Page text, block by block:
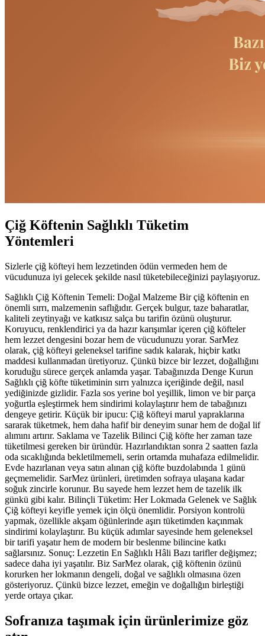
Çiğ Köftenin Sağlıklı Tüketim
Yöntemleri
Sizlerle çiğ köfteyi hem lezzetinden ödün vermeden hem de
vücudunuza iyi gelecek şekilde nasıl tüketebileceğinizi paylaşıyoruz.
Sağlıklı Çiğ Köftenin Temeli: Doğal Malzeme Bir çiğ köftenin en
önemli sırrı, malzemenin saflığıdır. Gerçek bulgur, taze baharatlar,
kaliteli zeytinyağı ve katkısız salça bu tarifin özünü oluşturur.
Koruyucu, renklendirici ya da hazır karışımlar içeren çiğ köfteler
hem lezzet dengesini bozar hem de vücudunuzu yorar. SarMez
olarak, çiğ köfteyi geleneksel tarifine sadık kalarak, hiçbir katkı
maddesi kullanmadan üretiyoruz. Çünkü bizce bir lezzet, doğallığını
koruduğu sürece gerçek anlamda yaşar. Tabağınızda Denge Kurun
Sağlıklı çiğ köfte tüketiminin sırrı yalnızca içeriğinde değil, nasıl
yediğinizde gizlidir. Fazla sos yerine bol yeşillik, limon ve bir parça
yoğurtla eşleştirmek hem sindirimi kolaylaştırır hem de tabağınızı
dengeye getirir. Küçük bir ipucu: Çiğ köfteyi marul yapraklarına
sararak tüketmek, hem daha hafif bir deneyim sunar hem de doğal lif
alımını artırır. Saklama ve Tazelik Bilinci Çiğ köfte her zaman taze
tüketilmesi gereken bir üründür. Hazırlandıktan sonra 2 saatten fazla
oda sıcaklığında bekletilmemeli, serin ortamda muhafaza edilmelidir.
Evde hazırlanan veya satın alınan çiğ köfte buzdolabında 1 günü
geçmemelidir. SarMez ürünleri, üretimden sofraya ulaşana kadar
soğuk zincirle korunur. Bu sayede hem lezzet hem de tazelik ilk
günkü gibi kalır. Bilinçli Tüketim: Her Lokmada Gelenek ve Sağlık
Çiğ köfteyi keyifle yemek için ölçü önemlidir. Porsiyon kontrolü
yapmak, özellikle akşam öğünlerinde aşırı tüketimden kaçınmak
sindirimi kolaylaştırır. Bu küçük adımlar sayesinde hem geleneksel
bir tarifi yaşatır hem de modern bir beslenme bilincine katkı
sağlarsınız. Sonuç: Lezzetin En Sağlıklı Hâli Bazı tarifler değişmez;
sadece daha iyi yaşatılır. Biz SarMez olarak, çiğ köftenin özünü
korurken her lokmanın dengeli, doğal ve sağlıklı olmasına özen
gösteriyoruz. Çünkü bizce lezzet, emeğin ve doğallığın birleştiği
yerde ortaya çıkar.
Sofranıza taşımak için ürünlerimize göz